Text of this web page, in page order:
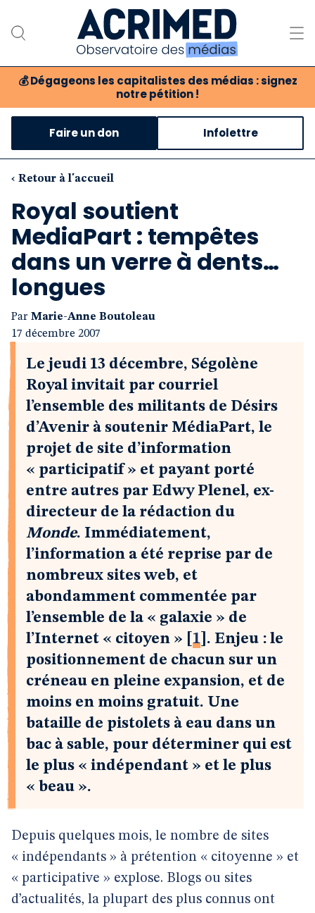
💰 Dégageons les capitalistes des médias : signez
notre pétition !
Notre association
Notre critique des médias
Nos propositions
Notre revue
Boutique
Faire un don Infolettre
‹ Retour à l'accueil
Royal soutient
MediaPart : tempêtes
dans un verre à dents…
longues
Par Marie-Anne Boutoleau
17 décembre 2007
Le jeudi 13 décembre, Ségolène
Royal invitait par courriel
l’ensemble des militants de Désirs
d’Avenir à soutenir MédiaPart, le
projet de site d’information
« participatif » et payant porté
entre autres par Edwy Plenel, ex-
directeur de la rédaction du
Monde. Immédiatement,
l’information a été reprise par de
nombreux sites web, et
abondamment commentée par
l’ensemble de la « galaxie » de
l’Internet « citoyen »
1 . Enjeu : le
positionnement de chacun sur un
créneau en pleine expansion, et de
moins en moins gratuit. Une
bataille de pistolets à eau dans un
bac à sable, pour déterminer qui est
le plus « indépendant » et le plus
« beau ».
Depuis quelques mois, le nombre de sites
« indépendants » à prétention « citoyenne » et
« participative » explose. Blogs ou sites
d’actualités, la plupart des plus connus ont